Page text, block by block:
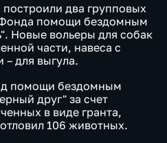
два групповых
Фонда помощи бездомным
Новые вольеры для собак
части, навеса с
– для выгула.
помощи бездомным
друг" за счет
в виде гранта,
106 животных.